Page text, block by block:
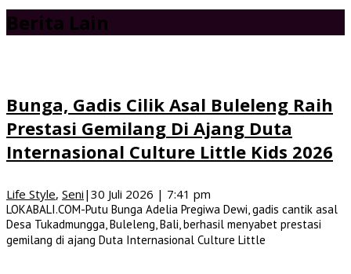
Berita Lain
Bunga, Gadis Cilik Asal Buleleng Raih
Prestasi Gemilang Di Ajang Duta
Internasional Culture Little Kids 2026
Life Style, Seni | 30 Juli 2026 | 7:41 pm
LOKABALI.COM-Putu Bunga Adelia Pregiwa Dewi, gadis cantik asal
Desa Tukadmungga, Buleleng, Bali, berhasil menyabet prestasi
gemilang di ajang Duta Internasional Culture Little